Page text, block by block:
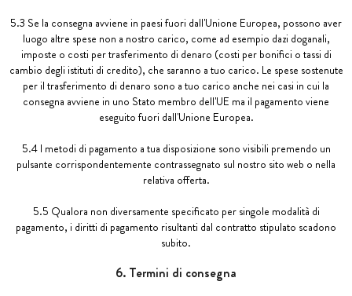
5.3 Se la consegna avviene in paesi fuori dall'Unione Europea, possono aver
luogo altre spese non a nostro carico, come ad esempio dazi doganali,
imposte o costi per trasferimento di denaro (costi per bonifici o tassi di
cambio degli istituti di credito), che saranno a tuo carico. Le spese sostenute
per il trasferimento di denaro sono a tuo carico anche nei casi in cui la
consegna avviene in uno Stato membro dell'UE ma il pagamento viene
eseguito fuori dall'Unione Europea.
5.4 I metodi di pagamento a tua disposizione sono visibili premendo un
pulsante corrispondentemente contrassegnato sul nostro sito web o nella
relativa offerta.
5.5 Qualora non diversamente specificato per singole modalità di
pagamento, i diritti di pagamento risultanti dal contratto stipulato scadono
subito.
6. Termini di consegna